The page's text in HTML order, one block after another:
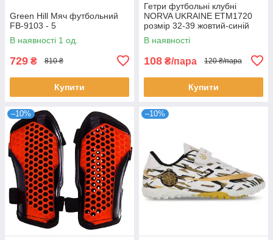
Green Hill Мяч футбольний
FB-9103 - 5
В наявності 1 од.
729 ₴ 810 ₴
Купити
Гетри футбольні клубні
NORVA UKRAINE ETM1720
розмір 32-39 жовтий-синій
В наявності
108 ₴/пара 120 ₴/пара
Купити
–10% –10%